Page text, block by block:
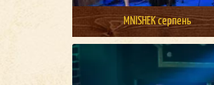
MNISHEK серпень